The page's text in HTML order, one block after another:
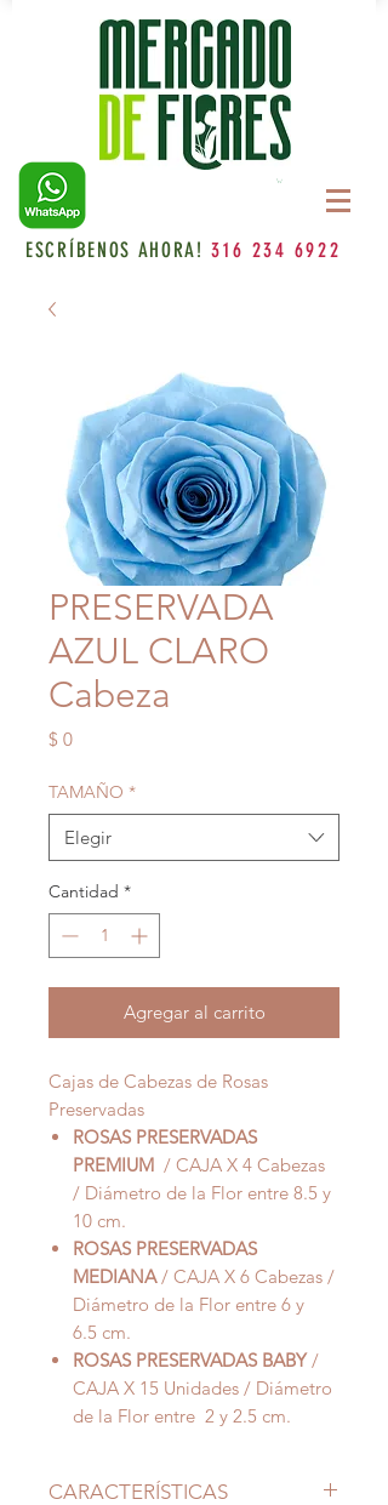
ESCRÍBENOS AHORA! 316 234 6922
PRESERVADA
AZUL CLARO
Cabeza
$ 0Precio
TAMAÑO *
Elegir
Cantidad *
Agregar al carrito
Cajas de Cabezas de Rosas
Preservadas
ROSAS PRESERVADAS
PREMIUM / CAJA X 4 Cabezas
/ Diámetro de la Flor entre 8.5 y
10 cm.
ROSAS PRESERVADAS
MEDIANA/ CAJA X 6 Cabezas /
Diámetro de la Flor entre 6 y
6.5 cm.
ROSAS PRESERVADAS BABY/
CAJA X 15 Unidades / Diámetro
de la Flor entre 2 y 2.5 cm.
CARACTERÍSTICAS